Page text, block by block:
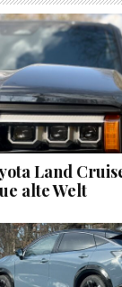
Land
alte Welt